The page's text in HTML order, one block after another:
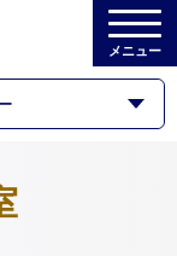
メニュー